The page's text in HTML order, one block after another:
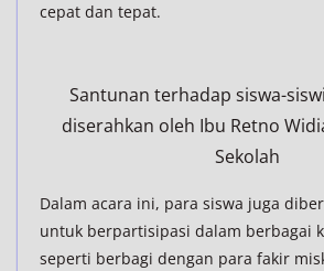
cepat dan tepat.
Santunan terhadap siswa-
diserahkan oleh Ibu Retno
Sekolah
Dalam acara ini, para siswa juga
untuk berpartisipasi dalam berbagai
seperti berbagi dengan para fakir